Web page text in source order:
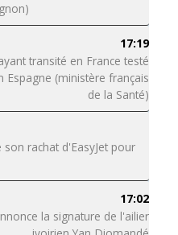
17:19
transité en France testé
(ministère français
de la Santé)
rachat d'EasyJet pour
17:02
la signature de l'ailier